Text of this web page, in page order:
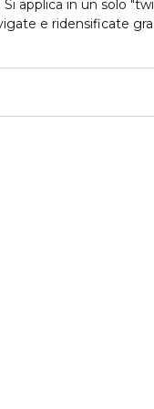
applica in un solo
e ridensificate
da portare,
al più intenso.